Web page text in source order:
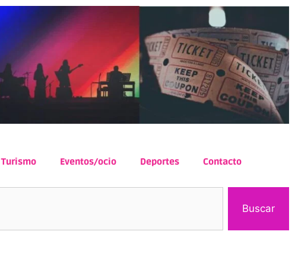
Turismo Eventos/ocio Deportes Contacto
Buscar